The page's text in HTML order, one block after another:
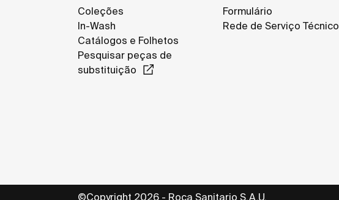
Coleções
In-Wash
Catálogos e Folhetos
Pesquisar peças de
substituição
Formulário
Rede de Serviço Técnico
©Copyright 2026 - Roca Sanitario S.A.U.